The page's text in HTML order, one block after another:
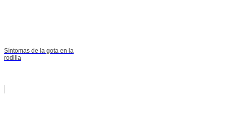
Síntomas de la gota en la
rodilla